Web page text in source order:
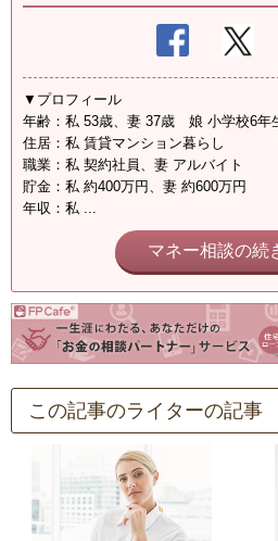
▼プロフィール
年齢：私 53歳、妻 37歳 娘 小学校6年
住居：私 賃貸マンション暮らし
職業：私 契約社員、妻 アルバイト
貯金：私 約400万円、妻 約600万円
年収：私 ...
マネー相談の続
この記事のライターの記事